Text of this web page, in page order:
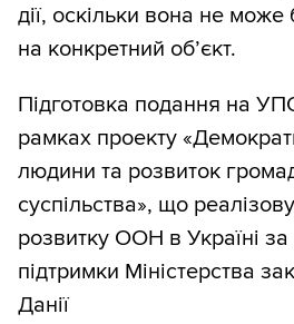
дії, оскільки вона не
на конкретний об’єкт.
Підготовка подання на
рамках проекту
людини та розвиток
суспільства», що
розвитку ООН в Україні за
підтримки Міністерства
Данії